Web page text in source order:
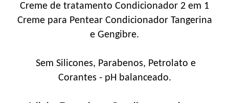
Creme de tratamento Condicionador 2 em 1
Creme para Pentear Condicionador Tangerina
e Gengibre.
Sem Silicones, Parabenos, Petrolato e
Corantes - pH balanceado.